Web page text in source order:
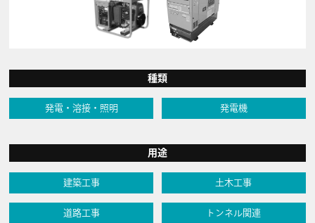
種類
発電・溶接・照明 発電機
用途
建築工事 土木工事
道路工事 トンネル関連